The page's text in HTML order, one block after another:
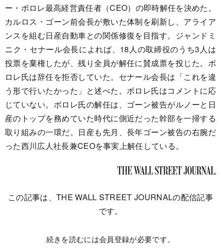
ー・ボロレ最高経営責任者（CEO）の即時解任を決めた。
カルロス・ゴーン前会長が敷いた体制を刷新し、アライア
ンスを組む日産自動車との関係修復を目指す。ジャンドミ
ニク・セナール会長によれば、18人の取締役のうち3人は
投票を棄権したが、残り全員が解任に賛成票を投じた。ボ
ロレ氏は辞任を拒否していた。セナール会長は「これを違
う形で行いたかった」と述べた。ボロレ氏はコメントに応
じていない。ボロレ氏の解任は、ゴーン被告がルノーと日
産のトップを務めていた時代に側近だった幹部を一掃する
取り組みの一環だ。日産も先月、長年ゴーン被告の右腕だ
った西川広人社長兼CEOを事実上解任している。
この記事は、THE WALL STREET JOURNALの配信記事
です。
続きを読むには会員登録が必要です。